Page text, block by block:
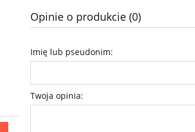
Opinie o produkcie (0)
Imię lub pseudonim:
Twoja opinia: